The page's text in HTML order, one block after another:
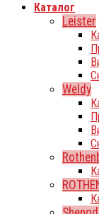
Каталог
Leister
Weldy